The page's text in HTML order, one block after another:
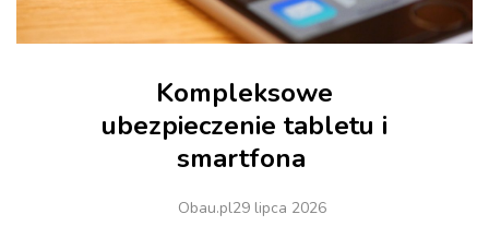
Kompleksowe
ubezpieczenie tabletu i
smartfona
Obau.pl29 lipca 2026